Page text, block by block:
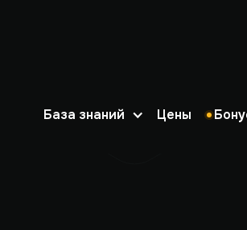
База знаний Цены